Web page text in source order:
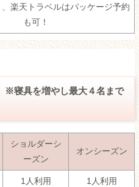
、楽天トラベルはパッケージ予約
も可！
※寝具を増やし最大４名まで
ショルダーシ
ーズン
オンシーズン
1人利用
1人利用